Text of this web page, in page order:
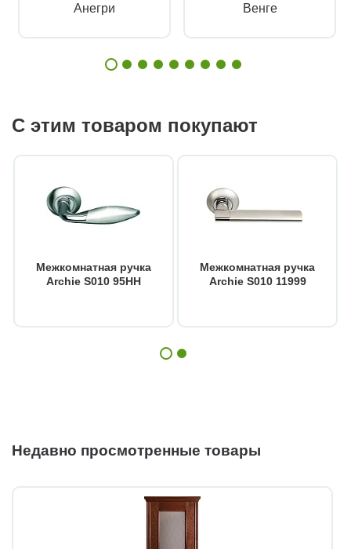
Анегри Венге
С этим товаром покупают
Межкомнатная ручка
Archie S010 95HH
Межкомнатная ручка
Archie S010 11999
Недавно просмотренные товары